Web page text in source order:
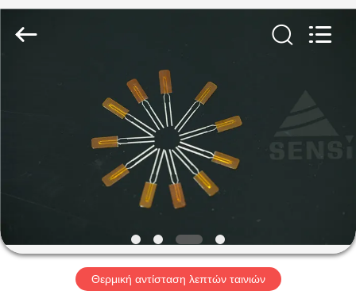
ΠΡΟΪΌΝΤΑ
ΠΕΡΊΠΟΥ
ΓΎΡΟΣ
ΕΡΓΟΣΤΑΣΊΩΝ
Minsing
Electronic
Θερμική αντίσταση λεπτών ταινιών